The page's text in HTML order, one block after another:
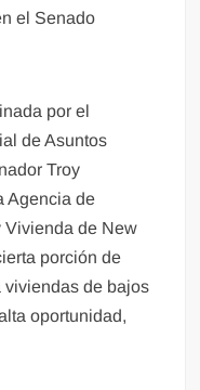
el Senado
por el
de Asuntos
Troy
Agencia de
Vivienda de New
porción de
viviendas de bajos
oportunidad,